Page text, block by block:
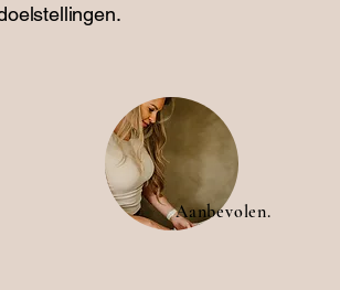
Aanbevolen.